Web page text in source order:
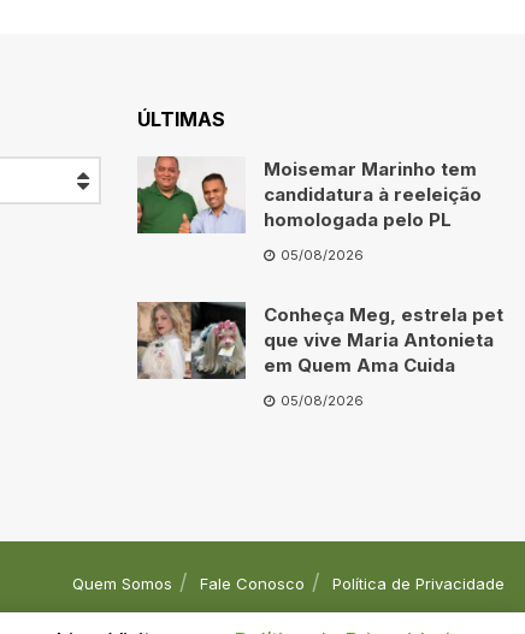
ÚLTIMAS
Moisemar Marinho tem
candidatura à reeleição
homologada pelo PL
05/08/2026
Conheça Meg, estrela pet
que vive Maria Antonieta
em Quem Ama Cuida
05/08/2026
Quem Somos Fale Conosco Política de Privacidade